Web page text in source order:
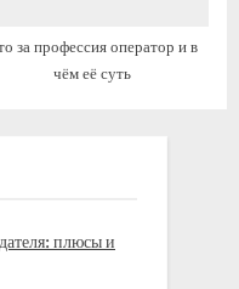
за профессия оператор и в
чём её суть
плюсы и